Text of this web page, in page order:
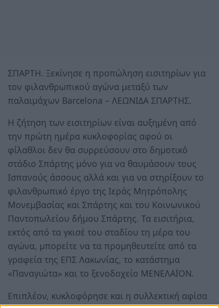
ΣΠΑΡΤΗ. Ξεκίνησε η προπώληση εισιτηρίων για
τον φιλανθρωπικού αγώνα μεταξύ των
παλαιμάχων Barcelona – ΛΕΩΝΙΔΑ ΣΠΑΡΤΗΣ.
Η ζήτηση των εισιτηρίων είναι αυξημένη από
την πρώτη ημέρα κυκλοφορίας αφού οι
φίλαθλοι δεν θα συρρεύσουν στο δημοτικό
στάδιο Σπάρτης μόνο για να θαυμάσουν τους
Ισπανούς άσσους αλλά και για να στηρίξουν το
φιλανθρωπικό έργο της Ιεράς Μητρόπολης
Μονεμβασίας και Σπάρτης και του Κοινωνικού
Παντοπωλείου δήμου Σπάρτης. Τα εισιτήρια,
εκτός από τα γκισέ του σταδίου τη μέρα του
αγώνα, μπορείτε να τα προμηθευτείτε από τα
γραφεία της ΕΠΣ Λακωνίας, το κατάστημα
«Παναγιώτα» και το ξενοδοχείο ΜΕΝΕΛΑΪΟΝ.
Επιπλέον, κυκλοφόρησε και η συλλεκτική αφίσα